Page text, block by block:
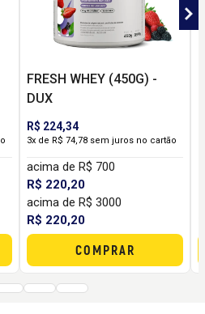
FRESH WHEY (450G) -
DUX
R$ 224,34
3x de R$ 74,78 sem juros no cartão
acima de R$ 700
R$ 220,20
acima de R$ 3000
R$ 220,20
COMPRAR